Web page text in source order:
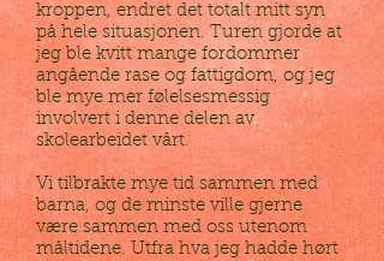
kroppen, endret det totalt mitt syn
på hele situasjonen. Turen gjorde at
jeg ble kvitt mange fordommer
angående rase og fattigdom, og jeg
ble mye mer følelsesmessig
involvert i denne delen av
skolearbeidet vårt.
Vi tilbrakte mye tid sammen med
barna, og de minste ville gjerne
være sammen med oss utenom
måltidene. Utfra hva jeg hadde hørt